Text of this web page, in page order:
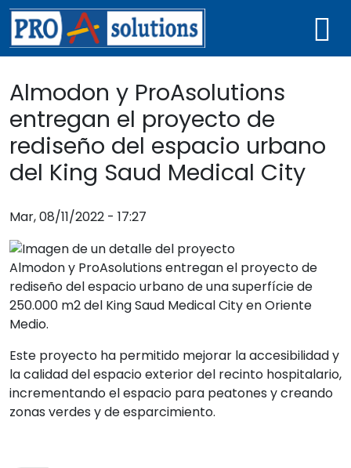
Pasar al contenido principal
Navegación principal
Almodon y ProAsolutions
entregan el proyecto de
rediseño del espacio urbano
del King Saud Medical City
Mar, 08/11/2022 - 17:27
Almodon y ProAsolutions entregan el proyecto de
rediseño del espacio urbano de una superfície de
250.000 m2 del King Saud Medical City en Oriente
Medio.
Este proyecto ha permitido mejorar la accesibilidad y
la calidad del espacio exterior del recinto hospitalario,
incrementando el espacio para peatones y creando
zonas verdes y de esparcimiento.